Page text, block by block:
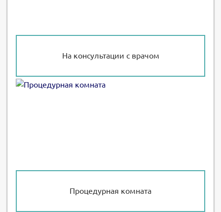
На консультации с врачом
Процедурная комната